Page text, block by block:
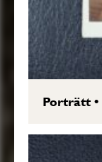
Porträtt•